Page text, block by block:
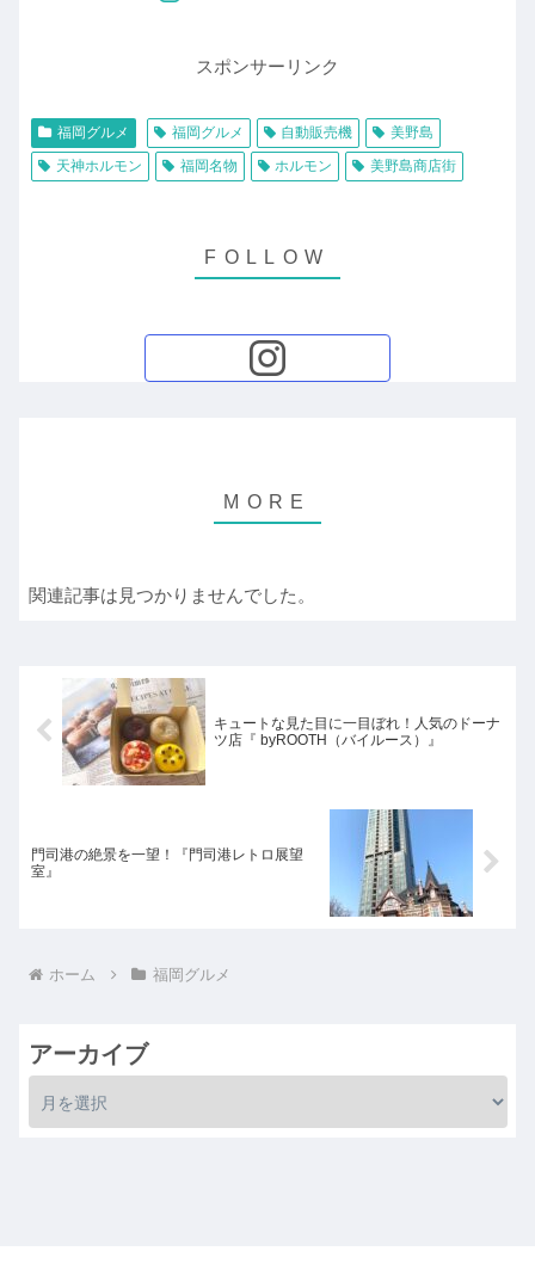
スポンサーリンク
福岡グルメ 福岡グルメ 自動販売機
美野島
天神ホルモン
福岡名物 ホルモン 美野島商店街
関連記事は見つかりませんでした。
キュートな見た目に一目ぼれ！人気のドーナ
ツ店『 byROOTH（バイルース）』
門司港の絶景を一望！『門司港レトロ展望
室』
ホーム 福岡グルメ
アーカイブ